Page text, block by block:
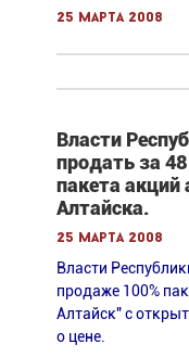
25 марта 2008
Власти
продать за
пакета акций
Алтайска.
25 марта 2008
Власти
продаже 100%
Алтайск" с
о цене.